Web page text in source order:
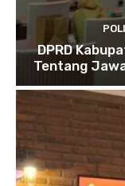
DPRD
Tentang